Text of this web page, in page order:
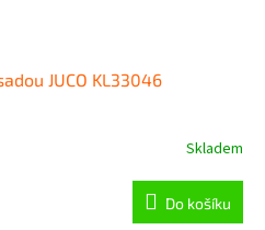
JUCO KL33046
Skladem
Do košíku